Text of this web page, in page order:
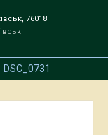
76018
DSC_0731